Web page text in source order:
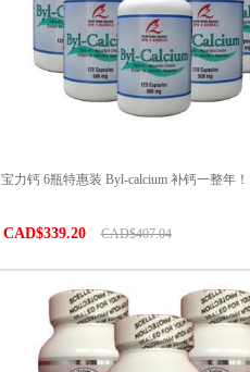
宝力钙 6瓶特惠装 Byl-calcium 补钙一整年！
CAD$339.20 CAD$407.04